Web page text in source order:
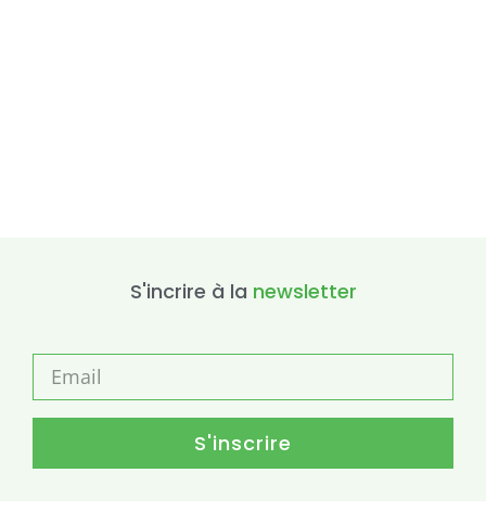
S'incrire à la newsletter
S'inscrire